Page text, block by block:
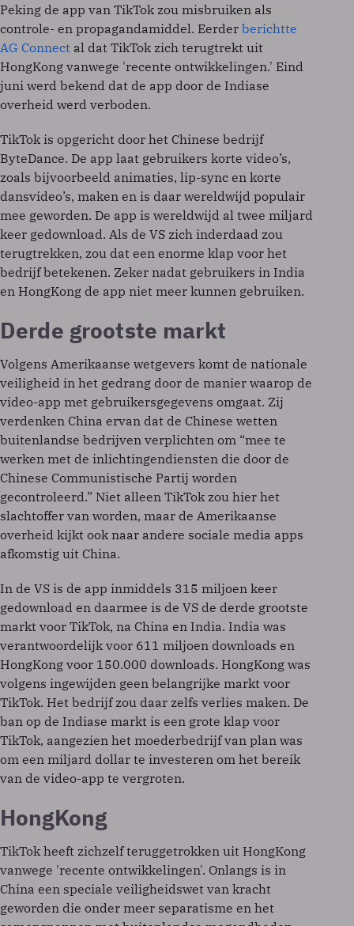
Peking de app van TikTok zou misbruiken als
controle- en propagandamiddel. Eerder berichtte
AG Connect al dat TikTok zich terugtrekt uit
HongKong vanwege 'recente ontwikkelingen.' Eind
juni werd bekend dat de app door de Indiase
overheid werd verboden.
TikTok is opgericht door het Chinese bedrijf
ByteDance. De app laat gebruikers korte video’s,
zoals bijvoorbeeld animaties, lip-sync en korte
dansvideo’s, maken en is daar wereldwijd populair
mee geworden. De app is wereldwijd al twee miljard
keer gedownload. Als de VS zich inderdaad zou
terugtrekken, zou dat een enorme klap voor het
bedrijf betekenen. Zeker nadat gebruikers in India
en HongKong de app niet meer kunnen gebruiken.
Derde grootste markt
Volgens Amerikaanse wetgevers komt de nationale
veiligheid in het gedrang door de manier waarop de
video-app met gebruikersgegevens omgaat. Zij
verdenken China ervan dat de Chinese wetten
buitenlandse bedrijven verplichten om “mee te
werken met de inlichtingendiensten die door de
Chinese Communistische Partij worden
gecontroleerd.” Niet alleen TikTok zou hier het
slachtoffer van worden, maar de Amerikaanse
overheid kijkt ook naar andere sociale media apps
afkomstig uit China.
In de VS is de app inmiddels 315 miljoen keer
gedownload en daarmee is de VS de derde grootste
markt voor TikTok, na China en India. India was
verantwoordelijk voor 611 miljoen downloads en
HongKong voor 150.000 downloads. HongKong was
volgens ingewijden geen belangrijke markt voor
TikTok. Het bedrijf zou daar zelfs verlies maken. De
ban op de Indiase markt is een grote klap voor
TikTok, aangezien het moederbedrijf van plan was
om een miljard dollar te investeren om het bereik
van de video-app te vergroten.
HongKong
TikTok heeft zichzelf teruggetrokken uit HongKong
vanwege 'recente ontwikkelingen'. Onlangs is in
China een speciale veiligheidswet van kracht
geworden die onder meer separatisme en het